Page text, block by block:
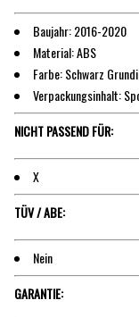
Baujahr: 2016-2020
Material: ABS
Farbe: Schwarz
Verpackungsinhalt:
NICHT PASSEND FÜR:
X
TÜV / ABE:
Nein
GARANTIE: